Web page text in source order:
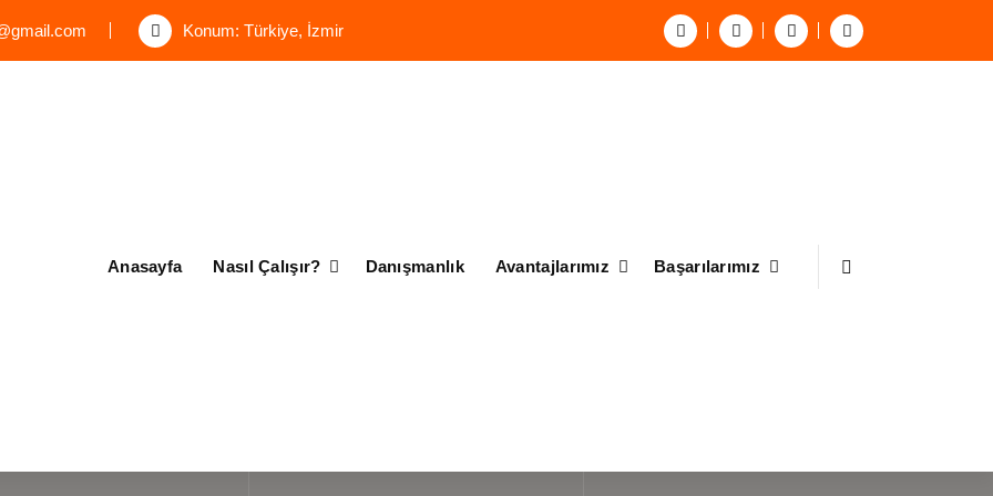
Konum: Türkiye, İzmir
Anasayfa Nasıl Çalışır? Danışmanlık Avantajlarımız Başarılarımız